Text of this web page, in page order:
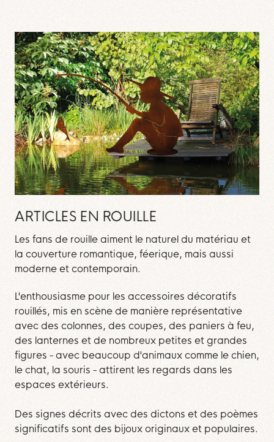
ARTICLES EN ROUILLE
Les fans de rouille aiment le naturel du matériau et
la couverture romantique, féerique, mais aussi
moderne et contemporain.
L'enthousiasme pour les accessoires décoratifs
rouillés, mis en scène de manière représentative
avec des colonnes, des coupes, des paniers à feu,
des lanternes et de nombreux petites et grandes
figures - avec beaucoup d'animaux comme le chien,
le chat, la souris - attirent les regards dans les
espaces extérieurs.
Des signes décrits avec des dictons et des poèmes
significatifs sont des bijoux originaux et populaires.